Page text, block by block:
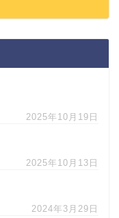
2025年10月19日
2025年10月13日
2024年3月29日